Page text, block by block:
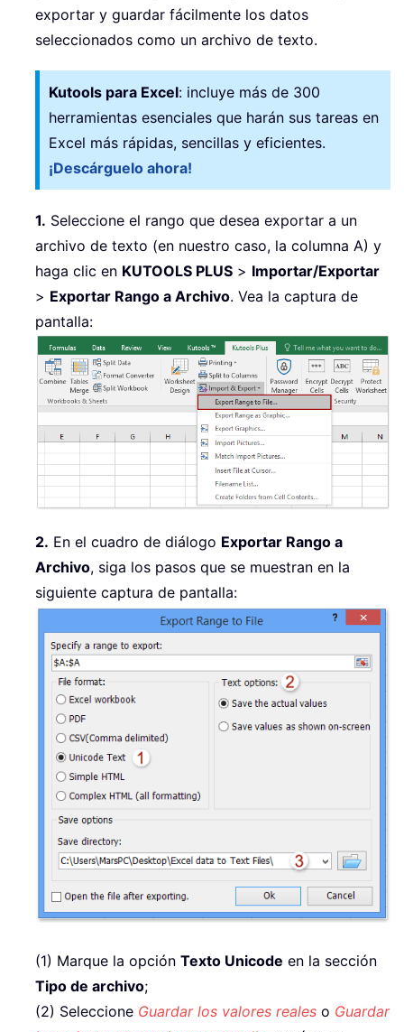
exportar y guardar fácilmente los datos
seleccionados como un archivo de texto.
Kutools para Excel: incluye más de 300
herramientas esenciales que harán sus tareas en
Excel más rápidas, sencillas y eficientes.
¡Descárguelo ahora!
1. Seleccione el rango que desea exportar a un
archivo de texto (en nuestro caso, la columna A) y
haga clic en KUTOOLS PLUS > Importar/Exportar
> Exportar Rango a Archivo. Vea la captura de
pantalla:
2. En el cuadro de diálogo Exportar Rango a
Archivo, siga los pasos que se muestran en la
siguiente captura de pantalla:
(1) Marque la opción Texto Unicode en la sección
Tipo de archivo;
(2) Seleccione Guardar los valores reales o Guardar